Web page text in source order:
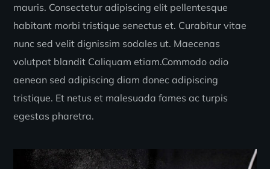
mauris. Consectetur adipiscing elit pellentesque
habitant morbi tristique senectus et. Curabitur vitae
nunc sed velit dignissim sodales ut. Maecenas
volutpat blandit Caliquam etiam.Commodo odio
aenean sed adipiscing diam donec adipiscing
tristique. Et netus et malesuada fames ac turpis
egestas pharetra.